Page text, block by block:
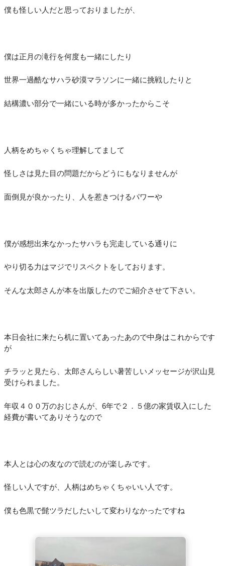
僕も怪しい人だと思っておりましたが、
僕は正月の滝行を何度も一緒にしたり
世界一過酷なサハラ砂漠マラソンに一緒に挑戦したりと
結構濃い部分で一緒にいる時が多かったからこそ
人柄をめちゃくちゃ理解してまして
怪しさは見た目の問題だからどうにもなりませんが
面倒見が良かったり、人を惹きつけるパワーや
僕が感想出来なかったサハラも完走している通りに
やり切る力はマジでリスペクトをしております。
そんな太郎さんが本を出版したのでご紹介させて下さい。
本日会社に来たら机に置いてあったあので中身はこれからです
が
チラッと見たら、太郎さんらしい暑苦しいメッセージが沢山見
受けられました。
年収４００万のおじさんが、6年で２．５億の家賃収入にした
経費が書いてありそうなので
本人とは心の友なので読むのが楽しみです。
怪しい人ですが、人柄はめちゃくちゃいい人です。
僕も色黒で髭ツラだしたいして変わりなかったですね